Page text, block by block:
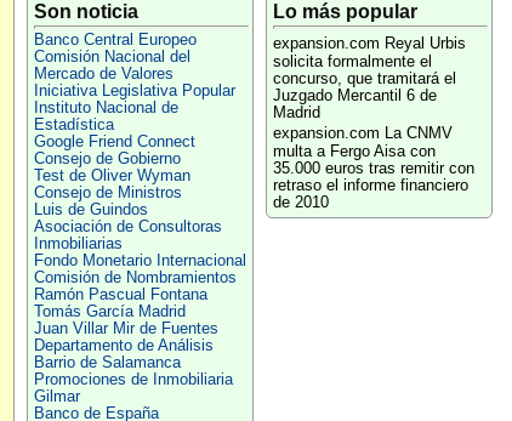
Son noticia
Banco Central Europeo
Comisión Nacional del
Mercado de Valores
Iniciativa Legislativa Popular
Instituto Nacional de
Estadística
Google Friend Connect
Consejo de Gobierno
Test de Oliver Wyman
Consejo de Ministros
Luis de Guindos
Asociación de Consultoras
Inmobiliarias
Fondo Monetario Internacional
Comisión de Nombramientos
Ramón Pascual Fontana
Tomás García Madrid
Juan Villar Mir de Fuentes
Departamento de Análisis
Barrio de Salamanca
Promociones de Inmobiliaria
Gilmar
Banco de España
Lo más popular
expansion.com Reyal Urbis
solicita formalmente el
concurso, que tramitará el
Juzgado Mercantil 6 de
Madrid
expansion.com La CNMV
multa a Fergo Aisa con
35.000 euros tras remitir con
retraso el informe financiero
de 2010